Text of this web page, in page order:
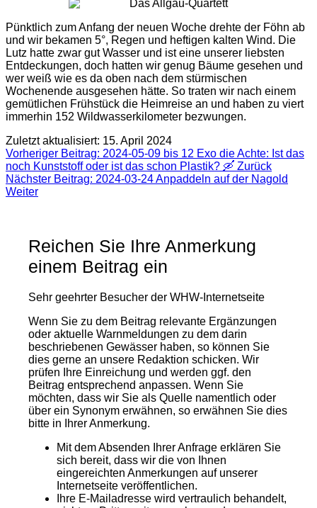
Pünktlich zum Anfang der neuen Woche drehte der Föhn ab
und wir bekamen 5°, Regen und heftigen kalten Wind. Die
Lutz hatte zwar gut Wasser und ist eine unserer liebsten
Entdeckungen, doch hatten wir genug Bäume gesehen und
wer weiß wie es da oben nach dem stürmischen
Wochenende ausgesehen hätte. So traten wir nach einem
gemütlichen Frühstück die Heimreise an und haben zu viert
immerhin 152 Wildwasserkilometer bezwungen.
Zuletzt aktualisiert: 15. April 2024
Vorheriger Beitrag: 2024-05-09 bis 12 Exo die Achte: Ist das
noch Kunststoff oder ist das schon Plastik? 🛶 Zurück
Nächster Beitrag: 2024-03-24 Anpaddeln auf der Nagold
Weiter
Reichen Sie Ihre Anmerkung
einem Beitrag ein
Sehr geehrter Besucher der WHW-Internetseite
Wenn Sie zu dem Beitrag relevante Ergänzungen
oder aktuelle Warnmeldungen zu dem darin
beschriebenen Gewässer haben, so können Sie
dies gerne an unsere Redaktion schicken. Wir
prüfen Ihre Einreichung und werden ggf. den
Beitrag entsprechend anpassen. Wenn Sie
möchten, dass wir Sie als Quelle namentlich oder
über ein Synonym erwähnen, so erwähnen Sie dies
bitte in Ihrer Anmerkung.
Mit dem Absenden Ihrer Anfrage erklären Sie
sich bereit, dass wir die von Ihnen
eingereichten Anmerkungen auf unserer
Internetseite veröffentlichen.
Ihre E-Mailadresse wird vertraulich behandelt,